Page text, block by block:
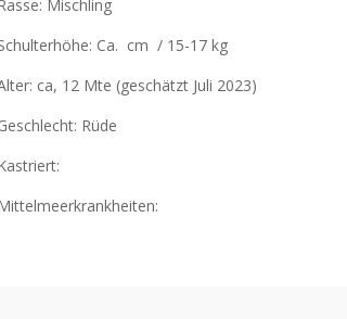
Mischling
Ca. cm / 15-17 kg
ca, 12 Mte (geschätzt Juli 2023)
Rüde